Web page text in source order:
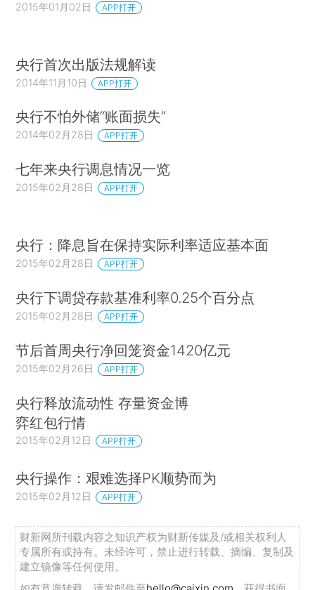
2015年01月02日 APP打开
央行首次出版法规解读
2014年11月10日 APP打开
央行不怕外储“账面损失”
2014年02月28日 APP打开
七年来央行调息情况一览
2015年02月28日 APP打开
央行：降息旨在保持实际利率适应基本面
2015年02月28日 APP打开
央行下调贷存款基准利率0.25个百分点
2015年02月28日 APP打开
节后首周央行净回笼资金1420亿元
2015年02月26日 APP打开
央行释放流动性 存量资金博
弈红包行情
2015年02月12日 APP打开
央行操作：艰难选择PK顺势而为
2015年02月12日 APP打开
财新网所刊载内容之知识产权为财新传媒及/或相关权利人
专属所有或持有。未经许可，禁止进行转载、摘编、复制及
建立镜像等任何使用。